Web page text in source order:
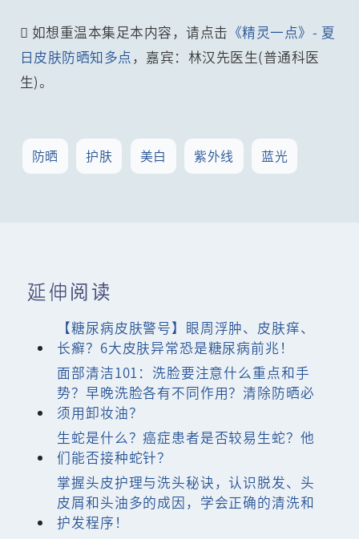
 如想重温本集足本内容，请点击 《精灵一点》- 夏
日皮肤防晒知多点 ，嘉宾：林汉先医生(普通科医
生)。
防晒 护肤 美白 紫外线 蓝光
延伸阅读
【糖尿病皮肤警号】眼周浮肿、皮肤痒、
长癣？6大皮肤异常恐是糖尿病前兆！
面部清洁101：洗脸要注意什么重点和手
势？早晚洗脸各有不同作用？清除防晒必
须用卸妆油？
生蛇是什么？癌症患者是否较易生蛇？他
们能否接种蛇针？
掌握头皮护理与洗头秘诀，认识脱发、头
皮屑和头油多的成因，学会正确的清洗和
护发程序！